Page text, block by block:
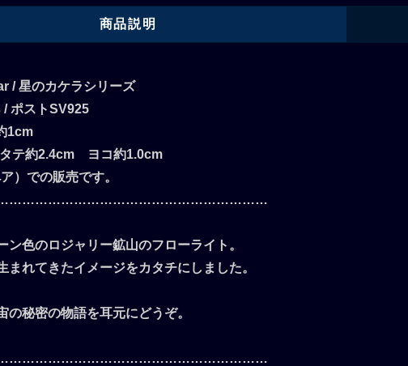
商品説明
/ 星のカケラシリーズ
ポストSV925
1cm
約2.4cm ヨコ約1.0cm
）での販売です。
ン色のロジャリー鉱山のフローライト。
まれてきたイメージをカタチにしました。
の秘密の物語を耳元にどうぞ。